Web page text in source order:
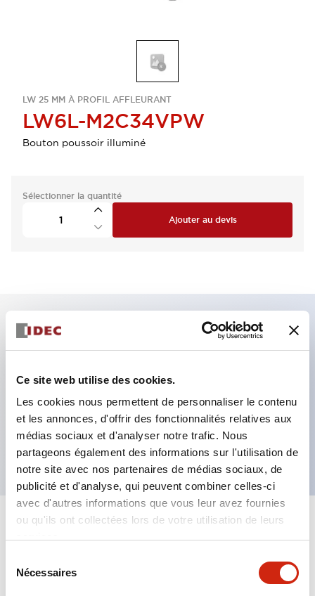
Ce site web utilise des cookies.
Les cookies nous permettent de personnaliser le contenu
et les annonces, d'offrir des fonctionnalités relatives aux
médias sociaux et d'analyser notre trafic. Nous
partageons également des informations sur l'utilisation de
notre site avec nos partenaires de médias sociaux, de
publicité et d'analyse, qui peuvent combiner celles-ci
avec d'autres informations que vous leur avez fournies
ou qu'ils ont collectées lors de votre utilisation de leurs
Nécessaires
LW 25 MM À PROFIL AFFLEURANT
LW6L-M2C34VPW
Bouton poussoir illuminé
Sélectionner la quantité
Ajouter au devis
Fixation par regroupement possible
Le commutateur sélecteur avec clé adopte une
structure à goupille à cylindre haute sécurité
La structure de protection est IP65 (IEC60529)
Spécifications